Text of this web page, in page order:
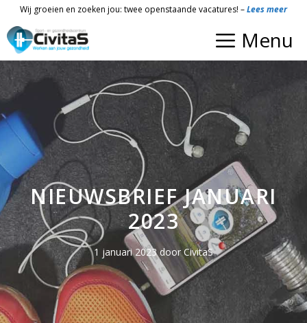
de
inhoud
Wij groeien en zoeken jou: twee openstaande vacatures! –Lees meer
Menu
NIEUWSBRIEF JANUARI
2023
1 januari 2023doorCivitaS